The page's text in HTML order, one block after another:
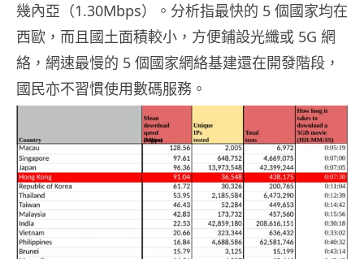
幾內亞（1.30Mbps）。分析指最快的 5 個國家均在
西歐，而且國土面積較小，方便鋪設光纖或 5G 網
絡，網速最慢的 5 個國家網絡基建還在開發階段，
國民亦不習慣使用數碼服務。